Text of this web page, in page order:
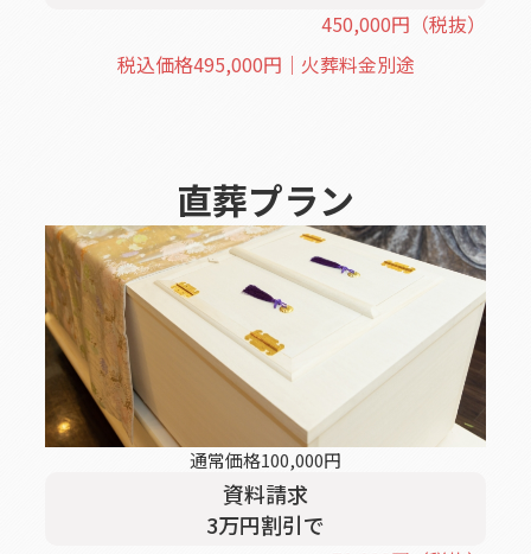
450,000円 （税抜）
税込価格495,000円｜火葬料金別途
直葬プラン
通常価格100,000円
資料請求
3万円割引で